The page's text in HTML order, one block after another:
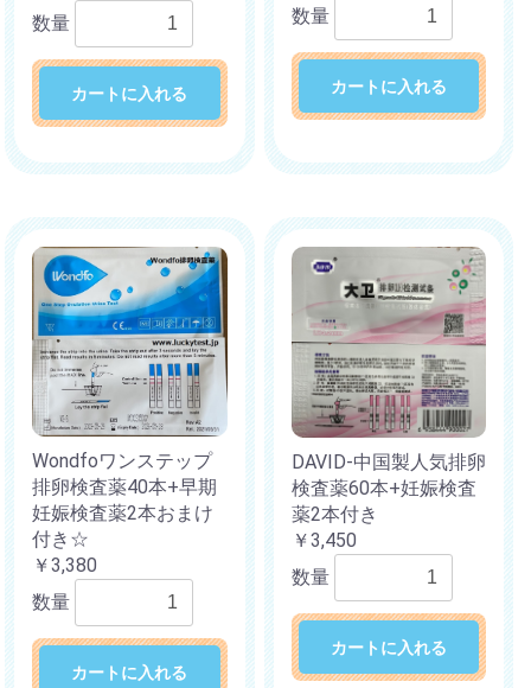
数量
カートに入れる
数量
カートに入れる
Wondfoワンステップ
排卵検査薬40本+早期
妊娠検査薬2本おまけ
付き☆
￥3,380
数量
カートに入れる
DAVID-中国製人気排卵
検査薬60本+妊娠検査
薬2本付き
￥3,450
数量
カートに入れる